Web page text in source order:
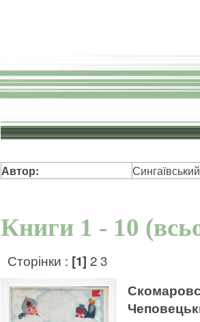
Автор:
Книги 1 - 10
Сторінки : [1] 2 3